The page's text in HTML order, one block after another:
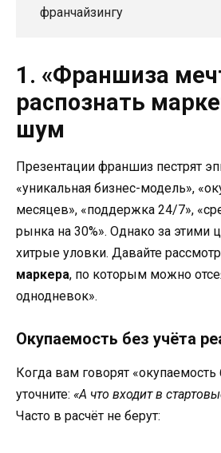
франчайзингу
1. «Франшиза
распознать
шум
Презентации франшиз пестрят
«уникальная бизнес-модель»,
месяцев», «поддержка 24/7»,
рынка на 30%». Однако за этими
хитрые уловки. Давайте
маркера, по которым можно
однодневок».
Окупаемость без учёта
Когда вам говорят
уточните: «А что входит в
Часто в расчёт не берут: